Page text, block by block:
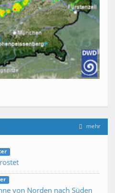
mehr
von Norden nach Süden